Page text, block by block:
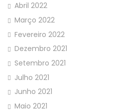
Abril 2022
Março 2022
Fevereiro 2022
Dezembro 2021
Setembro 2021
Julho 2021
Junho 2021
Maio 2021